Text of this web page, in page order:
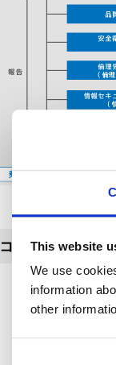
This website
We use
information
other
コーポレート・ガ